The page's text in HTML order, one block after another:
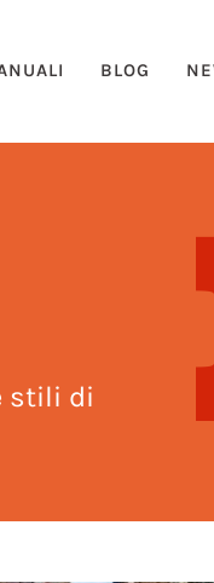
BLOG
stili di